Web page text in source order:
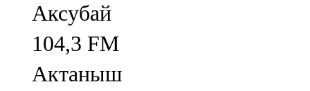
Аксубай
104,3 FM
Актаныш